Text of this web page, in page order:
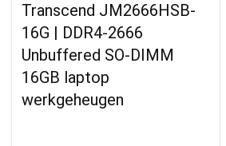
Transcend JM2666HSB-
16G | DDR4-2666
Unbuffered SO-DIMM
16GB laptop
werkgeheugen